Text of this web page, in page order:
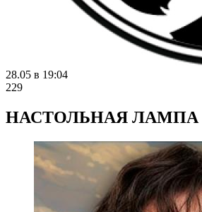
28.05 в 19:04
229
НАСТОЛЬНАЯ ЛАМПА